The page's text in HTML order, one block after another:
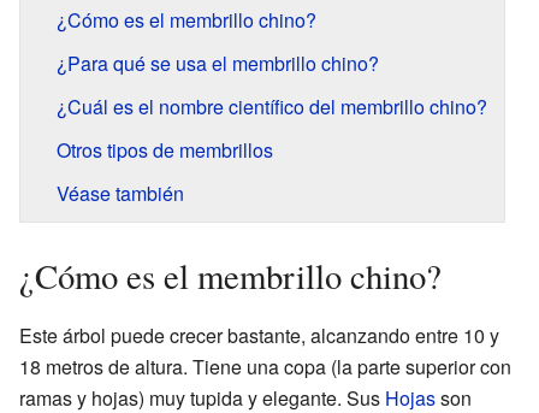
¿Cómo es el membrillo chino?
¿Para qué se usa el membrillo chino?
¿Cuál es el nombre científico del membrillo chino?
Otros tipos de membrillos
Véase también
¿Cómo es el membrillo chino?
Este árbol puede crecer bastante, alcanzando entre 10 y
18 metros de altura. Tiene una copa (la parte superior con
ramas y hojas) muy tupida y elegante. Sus Hojasson